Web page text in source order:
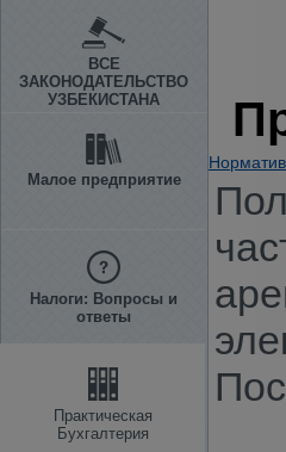
ВСЕ
ЗАКОНОДАТЕЛЬСТВО
УЗБЕКИСТАНА
Малое предприятие
Налоги: Вопросы и
ответы
Практическая
Бухгалтерия